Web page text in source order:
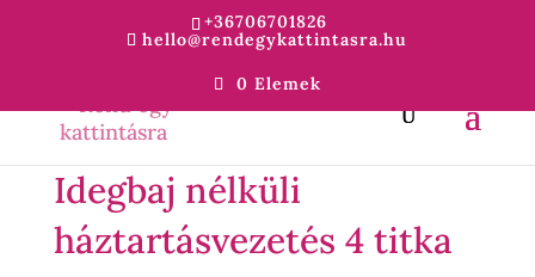
+36706701826
hello@rendegykattintasra.hu
0 Elemek
Idegbaj nélküli
háztartásvezetés 4 titka